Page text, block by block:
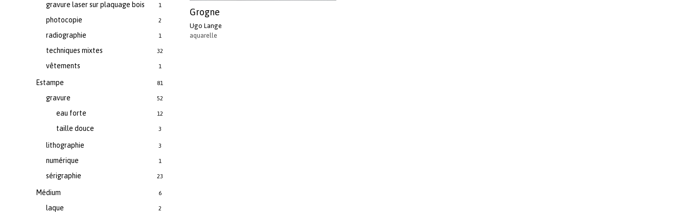
gravure laser sur plaquage bois 1
photocopie 2
radiographie 1
techniques mixtes 32
vêtements 1
Estampe 81
gravure 52
eau forte 12
taille douce 3
lithographie 3
numérique 1
sérigraphie 23
Médium 6
laque 2
Grogne
Ugo Lange
aquarelle